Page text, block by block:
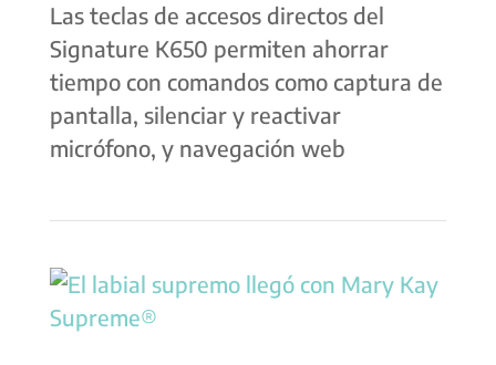
Las teclas de accesos directos del
Signature K650 permiten ahorrar
tiempo con comandos como captura de
pantalla, silenciar y reactivar
micrófono, y navegación web